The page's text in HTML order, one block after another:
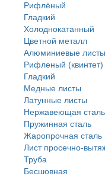
Рифлёный
Гладкий
Холоднокатанный
Цветной металл
Алюминиевые листы
Рифленый (квинтет)
Гладкий
Медные листы
Латунные листы
Нержавеющая сталь
Пружинная сталь
Жаропрочная сталь
Лист просечно-
Труба
Бесшовная